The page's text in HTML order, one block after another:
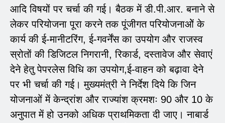
आदि विषयों पर चर्चा की गई। बैठक में डी.पी.आर. बनाने से
लेकर परियोजना पूरा करने तक पूंजीगत परियोजनाओें के
कार्य की ई-मानीटरिंग, ई-गवर्नेंस का उपयोग और राजस्व
स्रोतों की डिजिटल निगरानी, रिकार्ड, दस्तावेज और सेवाएं
देने हेतु पेपरलेस विधि का उपयोग,ई-वाहन को बढ़ावा देने
पर भी चर्चा की गई। मुख्यमंत्री ने निर्देश दिये कि जिन
योजनाओं में केन्द्रांश और राज्यांश क्रमशः 90 और 10 के
अनुपात में हो उनको अधिक प्राथमिकता दी जाए। नाबार्ड